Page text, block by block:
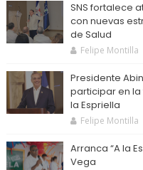
SNS fortalece
con nuevas
de Salud
Felipe Montilla
Presidente
participar en
la Espriella
Felipe Montilla
Arranca “A la
Vega